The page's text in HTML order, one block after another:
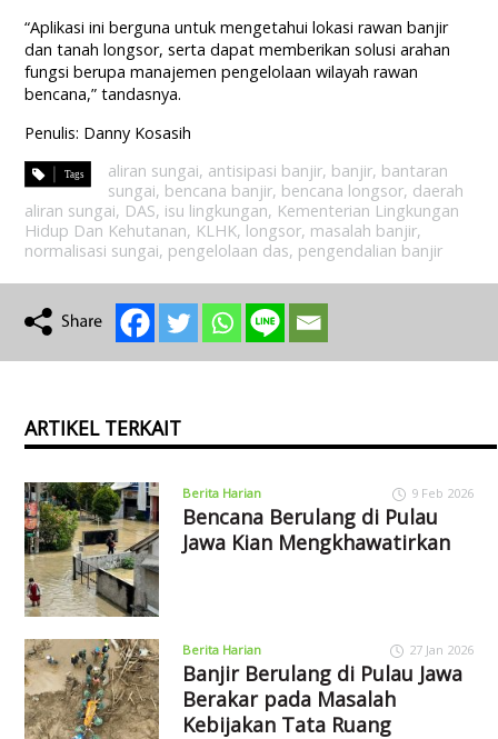
“Aplikasi ini berguna untuk mengetahui lokasi rawan banjir
dan tanah longsor, serta dapat memberikan solusi arahan
fungsi berupa manajemen pengelolaan wilayah rawan
bencana,” tandasnya.
Penulis: Danny Kosasih
aliran sungai, antisipasi banjir, banjir, bantaran
sungai, bencana banjir, bencana longsor, daerah
aliran sungai, DAS, isu lingkungan, Kementerian Lingkungan
Hidup Dan Kehutanan, KLHK, longsor, masalah banjir,
normalisasi sungai, pengelolaan das, pengendalian banjir
ARTIKEL TERKAIT
Berita Harian 9 Feb 2026
Bencana Berulang di Pulau
Jawa Kian Mengkhawatirkan
Berita Harian 27 Jan 2026
Banjir Berulang di Pulau Jawa
Berakar pada Masalah
Kebijakan Tata Ruang